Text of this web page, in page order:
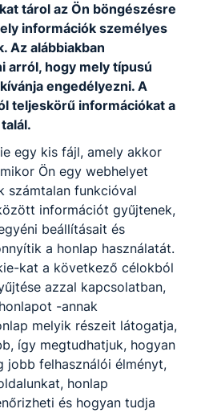
powerpoint - 2023.pdf
hó.pdf
hó.pdf
stratégia -
- 2023.pdf
tárol az Ön böngészésre
információk személyes
Az alábbiakban
arról, hogy mely típusú
engedélyezni. A
teljeskörű információkat a
talál.
egy kis fájl, amely akkor
Ön egy webhelyet
számtalan funkcióval
információt gyűjtenek,
beállításait és
a honlap használatát.
kat a következő célokból
azzal kapcsolatban,
-annak
melyik részeit látogatja,
így megtudhatjuk, hogyan
jobb felhasználói élményt,
honlap
és hogyan tudja